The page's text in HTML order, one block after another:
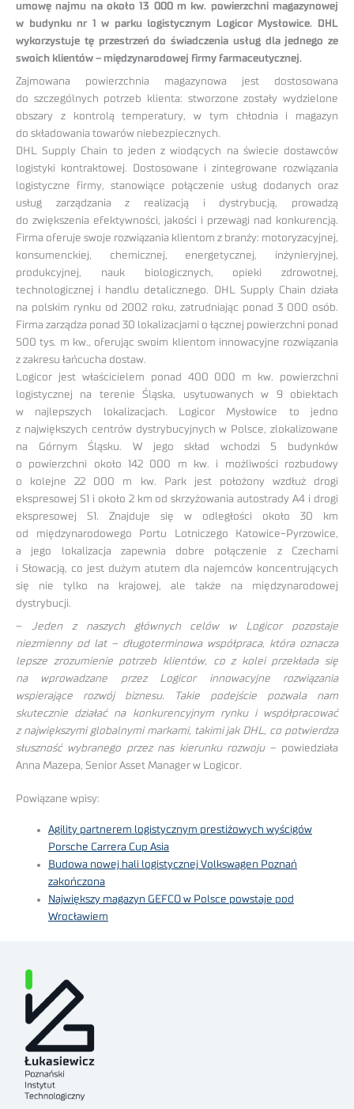
umowę najmu na około 13 000 m kw. powierzchni magazynowej
w budynku nr 1 w parku logistycznym Logicor Mysłowice. DHL
wykorzystuje tę przestrzeń do świadczenia usług dla jednego ze
swoich klientów – międzynarodowej firmy farmaceutycznej.
Zajmowana powierzchnia magazynowa jest dostosowana
do szczególnych potrzeb klienta: stworzone zostały wydzielone
obszary z kontrolą temperatury, w tym chłodnia i magazyn
do składowania towarów niebezpiecznych.
DHL Supply Chain to jeden z wiodących na świecie dostawców
logistyki kontraktowej. Dostosowane i zintegrowane rozwiązania
logistyczne firmy, stanowiące połączenie usług dodanych oraz
usług zarządzania z realizacją i dystrybucją, prowadzą
do zwiększenia efektywności, jakości i przewagi nad konkurencją.
Firma oferuje swoje rozwiązania klientom z branży: motoryzacyjnej,
konsumenckiej, chemicznej, energetycznej, inżynieryjnej,
produkcyjnej, nauk biologicznych, opieki zdrowotnej,
technologicznej i handlu detalicznego. DHL Supply Chain działa
na polskim rynku od 2002 roku, zatrudniając ponad 3 000 osób.
Firma zarządza ponad 30 lokalizacjami o łącznej powierzchni ponad
500 tys. m kw., oferując swoim klientom innowacyjne rozwiązania
z zakresu łańcucha dostaw.
Logicor jest właścicielem ponad 400 000 m kw. powierzchni
logistycznej na terenie Śląska, usytuowanych w 9 obiektach
w najlepszych lokalizacjach. Logicor Mysłowice to jedno
z największych centrów dystrybucyjnych w Polsce, zlokalizowane
na Górnym Śląsku. W jego skład wchodzi 5 budynków
o powierzchni około 142 000 m kw. i możliwości rozbudowy
o kolejne 22 000 m kw. Park jest położony wzdłuż drogi
ekspresowej S1 i około 2 km od skrzyżowania autostrady A4 i drogi
ekspresowej S1. Znajduje się w odległości około 30 km
od międzynarodowego Portu Lotniczego Katowice-Pyrzowice,
a jego lokalizacja zapewnia dobre połączenie z Czechami
i Słowacją, co jest dużym atutem dla najemców koncentrujących
się nie tylko na krajowej, ale także na międzynarodowej
dystrybucji.
– Jeden z naszych głównych celów w Logicor pozostaje
niezmienny od lat – długoterminowa współpraca, która oznacza
lepsze zrozumienie potrzeb klientów, co z kolei przekłada się
na wprowadzane przez Logicor innowacyjne rozwiązania
wspierające rozwój biznesu. Takie podejście pozwala nam
skutecznie działać na konkurencyjnym rynku i współpracować
z największymi globalnymi markami, takimi jak DHL, co potwierdza
słuszność wybranego przez nas kierunku rozwoju– powiedziała
Anna Mazepa, Senior Asset Manager w Logicor.
Powiązane wpisy:
Agility partnerem logistycznym prestiżowych wyścigów
Porsche Carrera Cup Asia
Budowa nowej hali logistycznej Volkswagen Poznań
zakończona
Największy magazyn GEFCO w Polsce powstaje pod
Wrocławiem